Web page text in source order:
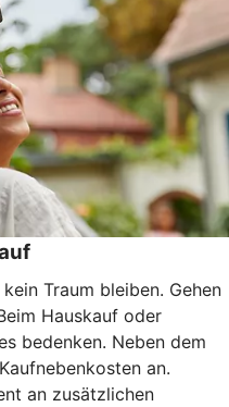
Traum bleiben. Gehen
Hauskauf oder
bedenken. Neben dem
an.
an zusätzlichen